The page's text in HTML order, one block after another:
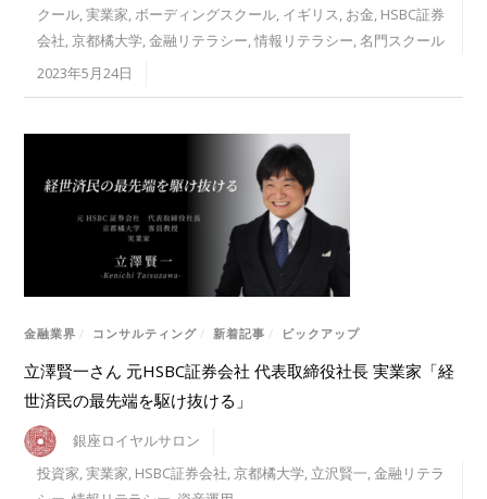
クール,実業家,ボーディングスクール, イギリス, お金, HSBC証券
会社,京都橘大学,金融リテラシー,情報リテラシー,名門スクール
2023年5月24日
金融業界 / コンサルティング / 新着記事 / ピックアップ
立澤賢一さん 元HSBC証券会社 代表取締役社長 実業家「経
世済民の最先端を駆け抜ける」
銀座ロイヤルサロン
投資家,実業家, HSBC証券会社,京都橘大学, 立沢賢一,金融リテラ